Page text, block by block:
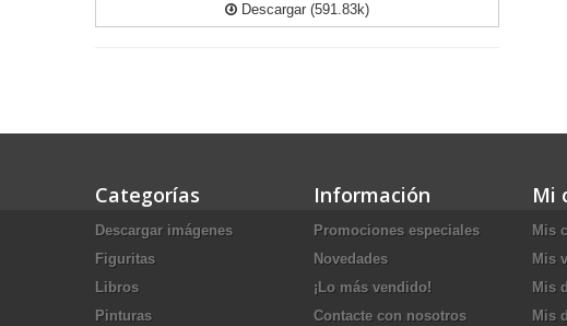
Descargar (591.83k)
Categorías
Descargar imágenes
Figuritas
Libros
Pinturas
Información
Promociones especiales
Novedades
¡Lo más vendido!
Contacte con nosotros
Mi
Mis
Mis
Mis
Mis